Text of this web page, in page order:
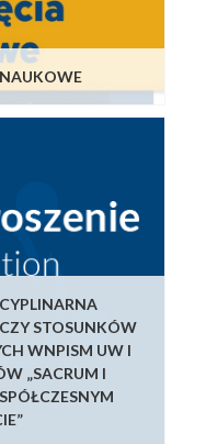
STOSUNKÓW
WNPISM UW I
„SACRUM I